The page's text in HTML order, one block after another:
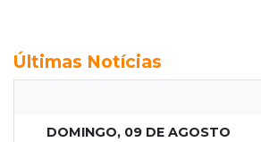
Últimas Notícias
DOMINGO, 09 DE AGOSTO